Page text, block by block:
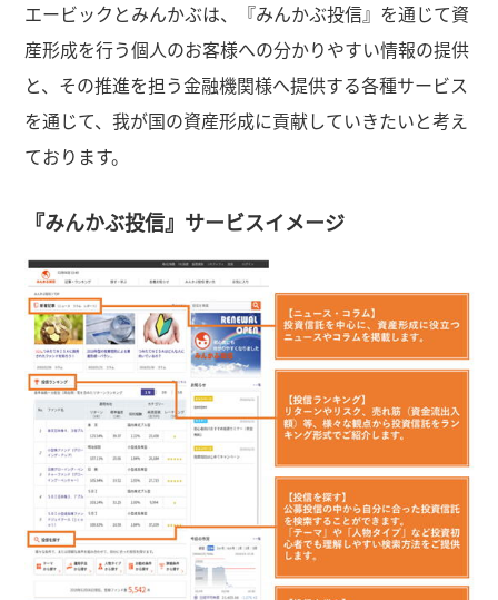
エービックとみんかぶは、『みんかぶ投信』を通じて資
産形成を行う個人のお客様への分かりやすい情報の提供
と、その推進を担う金融機関様へ提供する各種サービス
を通じて、我が国の資産形成に貢献していきたいと考え
ております。
『みんかぶ投信』サービスイメージ